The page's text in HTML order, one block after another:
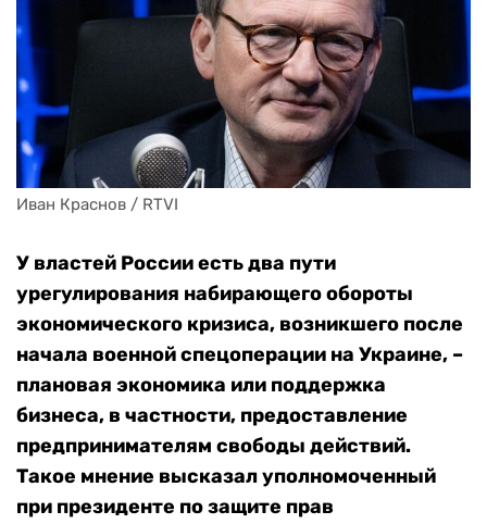
Иван Краснов / RTVI
У властей России есть два пути
урегулирования набирающего обороты
экономического кризиса, возникшего после
начала военной спецоперации на Украине, –
плановая экономика или поддержка
бизнеса, в частности, предоставление
предпринимателям свободы действий.
Такое мнение высказал уполномоченный
при президенте по защите прав